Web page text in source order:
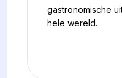
gastronomische
hele wereld.